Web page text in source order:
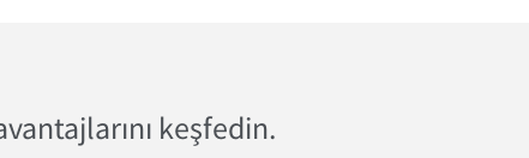
keşfedin.